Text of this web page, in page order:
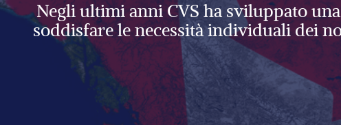
Negli ultimi anni CVS ha sviluppato
soddisfare le necessità individuali dei